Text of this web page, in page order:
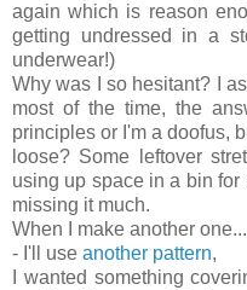
again which is reason
getting undressed in a
underwear!)
Why was I so hesitant? I
most of the time, the
principles or I'm a doofus,
loose? Some leftover
using up space in a bin
missing it much.
When I make another one...
- I'll use another pattern,
I wanted something